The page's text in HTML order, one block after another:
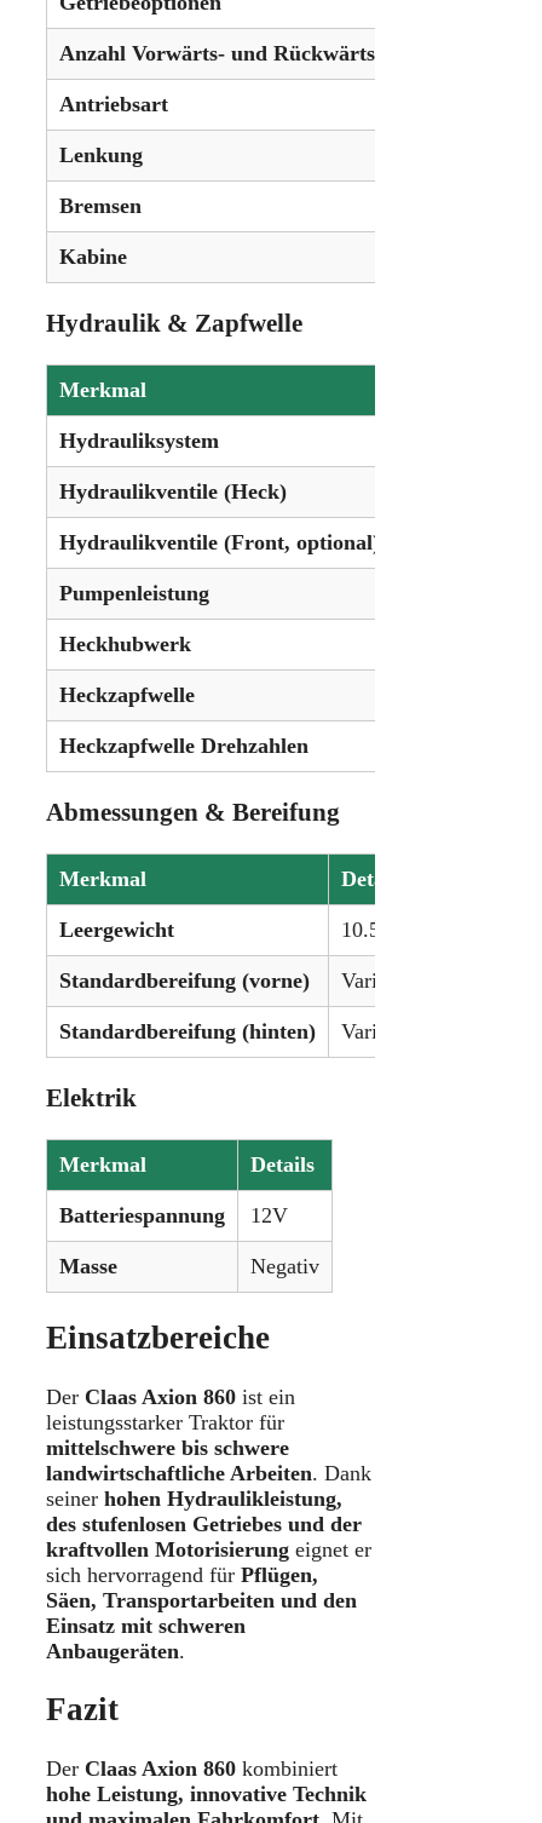
Anzahl Vorwärts- und Rückwärtsgänge
Antriebsart
Lenkung
Bremsen
Kabine
Hydraulik & Zapfwelle
Merkmal
Hydrauliksystem
Hydraulikventile (Heck)
Hydraulikventile (Front, optional)
Pumpenleistung
Heckhubwerk
Heckzapfwelle
Heckzapfwelle Drehzahlen
Abmessungen & Bereifung
Merkmal Details
Leergewicht 10.553 kg (23.265 lbs)
Standardbereifung (vorne) Variabel je nach
Standardbereifung (hinten) Variabel je nach
Elektrik
Merkmal Details
Batteriespannung 12V
Masse Negativ
Einsatzbereiche
Der Claas Axion 860 ist ein
leistungsstarker Traktor für
mittelschwere bis schwere
landwirtschaftliche Arbeiten. Dank
seiner hohen Hydraulikleistung,
des stufenlosen Getriebes und der
kraftvollen Motorisierung eignet er
sich hervorragend für Pflügen,
Säen, Transportarbeiten und den
Einsatz mit schweren
Anbaugeräten.
Fazit
Der Claas Axion 860 kombiniert
hohe Leistung, innovative Technik